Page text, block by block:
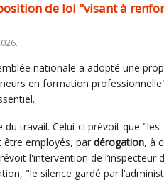
de loi "visant à
nationale a adopté une
en formation
du travail. Celui-ci prévoit que "les
être employés, par dérogation, à
l'intervention de l’inspecteur
"le silence gardé par